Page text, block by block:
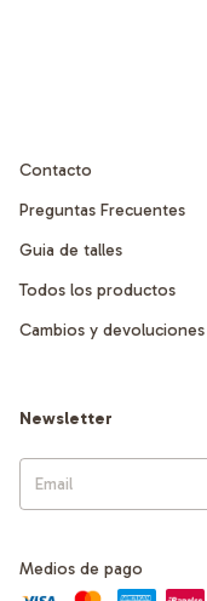
Contacto
Preguntas Frecuentes
Guia de talles
Todos los productos
Cambios y devoluciones
Newsletter
Medios de pago